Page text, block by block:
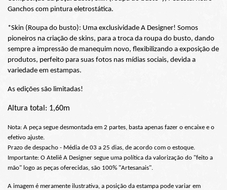
Ganchos com pintura eletrostática.
*Skin (Roupa do busto): Uma exclusividade A Designer! Somos
pioneiros na criação de skins, para a troca da roupa do busto, dando
sempre a impressão de manequim novo, flexibilizando a exposição de
produtos, perfeito para suas fotos nas mídias sociais, devida a
variedade em estampas.
As edições são limitadas!
Altura total: 1,60m
Nota: A peça segue desmontada em 2 partes, basta apenas fazer o encaixe e o
efetivo ajuste.
Prazo de despacho - Média de 03 a 25 dias, de acordo com o estoque.
Importante: O Ateliê A Designer segue uma política da valorização do "feito a
mão" logo as peças oferecidas, são 100% "Artesanais".
A imagem é meramente ilustrativa, a posição da estampa pode variar em